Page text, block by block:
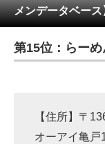
メディア
注目記事を集めた
ITの今と未来を見
進化するPCとデ
メンデータベース
第15位：らーめ
【住所】〒
オーアイ亀戸